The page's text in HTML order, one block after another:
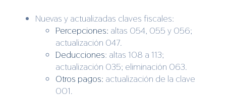
Nuevas y actualizadas claves fiscales:
Percepciones: altas 054, 055 y 056;
actualización 047.
Deducciones: altas 108 a 113;
actualización 035; eliminación 063.
Otros pagos: actualización de la clave
001.